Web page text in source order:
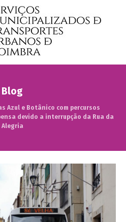
Blog
Azul e Botânico com percursos
devido a interrupção da Rua da
Alegria